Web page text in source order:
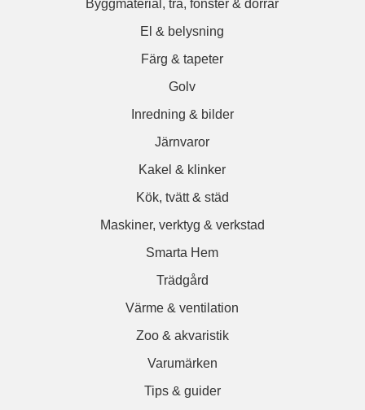
Byggmaterial, trä, fönster & dörrar
El & belysning
Färg & tapeter
Golv
Inredning & bilder
Järnvaror
Kakel & klinker
Kök, tvätt & städ
Maskiner, verktyg & verkstad
Smarta Hem
Trädgård
Värme & ventilation
Zoo & akvaristik
Varumärken
Tips & guider